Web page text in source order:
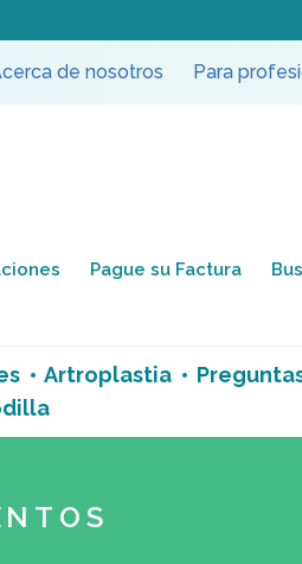
de nosotros Para
Pague su Factura
Artroplastia